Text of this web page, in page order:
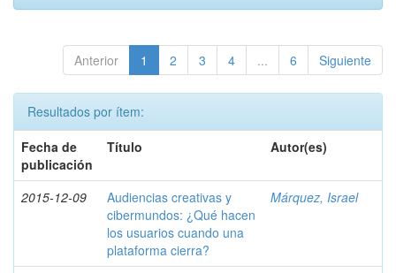
Anterior 1 2 3 4 ... 6 Siguiente
Resultados por ítem:
Fecha de
publicación
Título Autor(es)
2015-12-09
Audiencias creativas y
cibermundos: ¿Qué hacen
los usuarios cuando una
plataforma cierra?
Márquez, Israel